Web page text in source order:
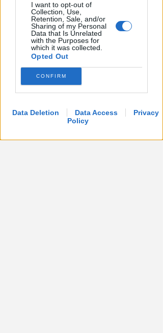
I want to opt-out of
Collection, Use,
Retention, Sale, and/or
Sharing of my Personal
Data that Is Unrelated
with the Purposes for
which it was collected.
Opted Out
CONFIRM
Data Deletion Data Access
Privacy
Policy